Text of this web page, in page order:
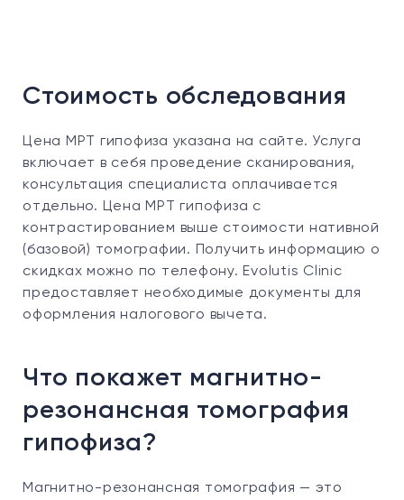
Стоимость обследования
Цена МРТ гипофиза указана на сайте. Услуга
включает в себя проведение сканирования,
консультация специалиста оплачивается
отдельно. Цена МРТ гипофиза с
контрастированием выше стоимости нативной
(базовой) томографии. Получить информацию о
скидках можно по телефону. Evolutis Clinic
предоставляет необходимые документы для
оформления налогового вычета.
Что покажет магнитно-
резонансная томография
гипофиза?
Магнитно-резонансная томография — это